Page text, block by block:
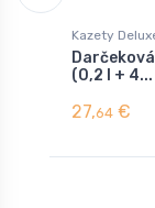
Kazety
(0,2 l + 4...
27,64 €